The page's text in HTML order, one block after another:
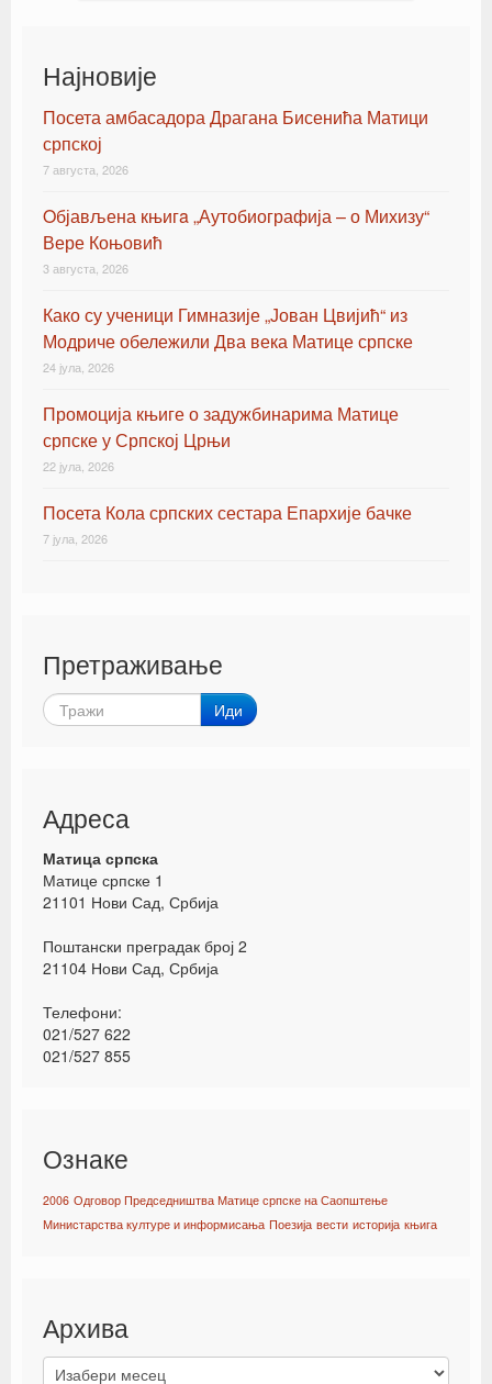
Најновије
Посета амбасадора Драгана Бисенића Матици
српској
7 августа, 2026
Oбјављена књигa „Аутобиографија – о Михизу“
Вере Коњовић
3 августа, 2026
Како су ученици Гимназије „Јован Цвијић“ из
Модриче обележили Два века Матице српске
24 јула, 2026
Промоција књиге о задужбинарима Матице
српске у Српској Црњи
22 јула, 2026
Посета Кола српских сестара Епархије бачке
7 јула, 2026
Претраживање
Иди
Адреса
Матица српска
Матице српске 1
21101 Нови Сад, Србија
Поштански преградак број 2
21104 Нови Сад, Србија
Телефони:
021/527 622
021/527 855
Ознаке
2006 Одговор Председништва Матице српске на Саопштење
Министарства културе и информисања Поезија вести историја књига
Архива